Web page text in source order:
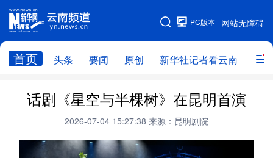
网站无障碍
PC版本
首页 头条 要闻 原创 新华社记者看云南 政务
网站地图
头条 云南要闻 本网原创
新华社记者看云南 政务
廉政 云南省领导报道集
话剧《星空与半棵树》在昆明首演
2026-07-04 15:27:38 来源：昆明剧院